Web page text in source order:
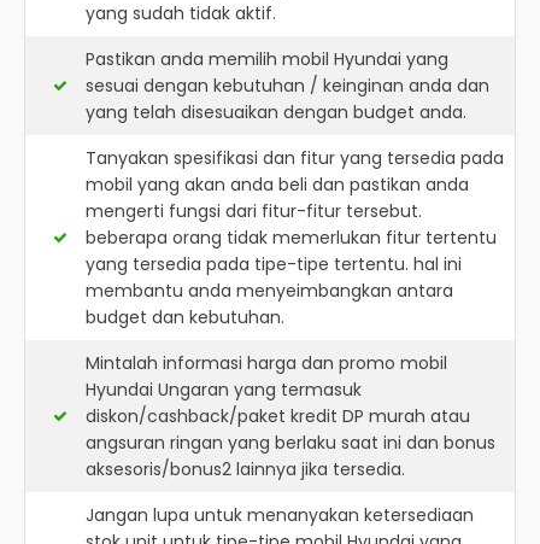
yang sudah tidak aktif.
Pastikan anda memilih mobil Hyundai yang
sesuai dengan kebutuhan / keinginan anda dan
yang telah disesuaikan dengan budget anda.
Tanyakan spesifikasi dan fitur yang tersedia pada
mobil yang akan anda beli dan pastikan anda
mengerti fungsi dari fitur-fitur tersebut.
beberapa orang tidak memerlukan fitur tertentu
yang tersedia pada tipe-tipe tertentu. hal ini
membantu anda menyeimbangkan antara
budget dan kebutuhan.
Mintalah informasi harga dan promo mobil
Hyundai Ungaran yang termasuk
diskon/cashback/paket kredit DP murah atau
angsuran ringan yang berlaku saat ini dan bonus
aksesoris/bonus2 lainnya jika tersedia.
Jangan lupa untuk menanyakan ketersediaan